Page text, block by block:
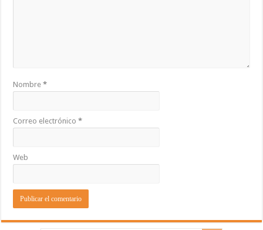
Nombre*
Correo electrónico*
Web